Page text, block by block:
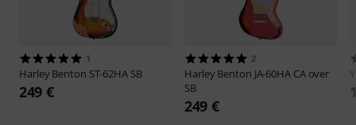
1
Harley Benton ST-62HA SB
249 €
2
Harley Benton JA-60HA CA over
SB
249 €